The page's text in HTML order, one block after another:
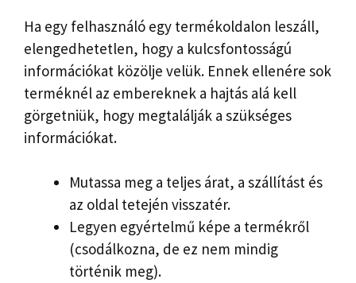
Ha egy felhasználó egy termékoldalon leszáll,
elengedhetetlen, hogy a kulcsfontosságú
információkat közölje velük. Ennek ellenére sok
terméknél az embereknek a hajtás alá kell
görgetniük, hogy megtalálják a szükséges
információkat.
Mutassa meg a teljes árat, a szállítást és
az oldal tetején visszatér.
Legyen egyértelmű képe a termékről
(csodálkozna, de ez nem mindig
történik meg).